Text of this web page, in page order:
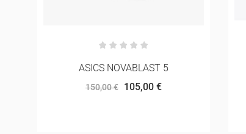
HOKA SPEEDGOAT 7 MULHER
165,00 € 156,75 €